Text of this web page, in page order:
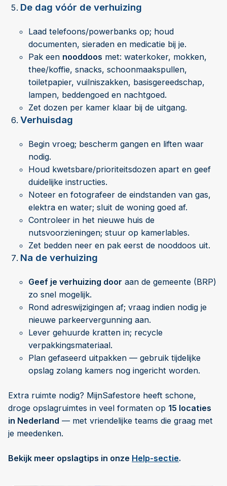
De dag vóór de verhuizing
Laad telefoons/powerbanks op; houd
documenten, sieraden en medicatie bij je.
Pak een nooddoos met: waterkoker, mokken,
thee/koffie, snacks, schoonmaakspullen,
toiletpapier, vuilniszakken, basisgereedschap,
lampen, beddengoed en nachtgoed.
Zet dozen per kamer klaar bij de uitgang.
Verhuisdag
Begin vroeg; bescherm gangen en liften waar
nodig.
Houd kwetsbare/prioriteitsdozen apart en geef
duidelijke instructies.
Noteer en fotografeer de eindstanden van gas,
elektra en water; sluit de woning goed af.
Controleer in het nieuwe huis de
nutsvoorzieningen; stuur op kamerlables.
Zet bedden neer en pak eerst de nooddoos uit.
Na de verhuizing
Geef je verhuizing door aan de gemeente (BRP)
zo snel mogelijk.
Rond adreswijzigingen af; vraag indien nodig je
nieuwe parkeervergunning aan.
Lever gehuurde kratten in; recycle
verpakkingsmateriaal.
Plan gefaseerd uitpakken — gebruik tijdelijke
opslag zolang kamers nog ingericht worden.
Extra ruimte nodig? MijnSafestore heeft schone,
droge opslagruimtes in veel formaten op 15 locaties
in Nederland — met vriendelijke teams die graag met
je meedenken.
Bekijk meer opslagtips in onze Help-sectie.